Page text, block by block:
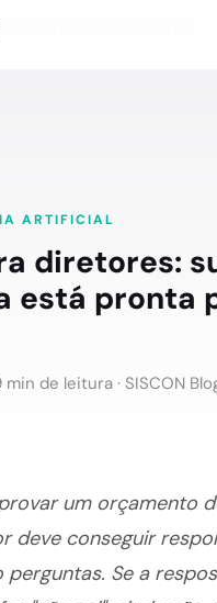
está pronta para IA?
ARTIFICIAL
diretores:
está pronta
min de leitura · SISCON
um orçamento
deve conseguir
perguntas. Se a